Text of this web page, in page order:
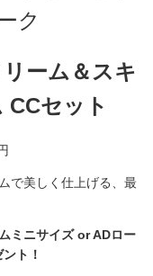
ク
ーム＆スキ
セット
で美しく仕上げる、 最
ミニサイズ or ADロー
ト！